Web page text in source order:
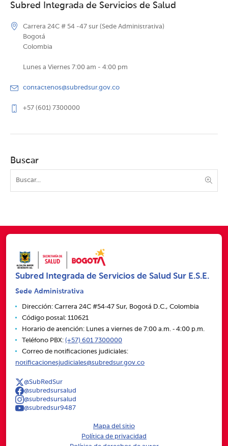
Subred Integrada de Servicios de Salud
Carrera 24C # 54 -47 sur (Sede Administrativa)
Bogotá
Colombia
Lunes a Viernes 7:00 am - 4:00 pm
contactenos@subredsur.gov.co
+57 (601) 7300000
Buscar
Subred Integrada de Servicios de Salud Sur E.S.E.
Sede Administrativa
Dirección: Carrera 24C #54‑47 Sur, Bogotá D.C., Colombia
Código postal: 110621
Horario de atención: Lunes a viernes de 7:00 a.m. ‑ 4:00 p.m.
Teléfono PBX: (+57) 601 7300000
Correo de notificaciones judiciales:
notificacionesjudiciales@subredsur.gov.co
@SubRedSur
@subredsursalud
@subredsursalud
@subredsur9487
Mapa del sitio
Política de privacidad